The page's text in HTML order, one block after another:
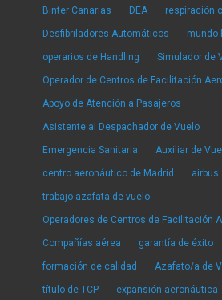
Binter Canarias DEA respiración
Desfibriladores Automáticos mundo
operarios de Handling Simulador de
Operador de Centros de Facilitación
Apoyo de Atención a Pasajeros
Asistente al Despachador de Vuelo
Emergencia Sanitaria Auxiliar de Vuel
centro aeronáutico de Madrid airbus
trabajo azafata de vuelo
Operadores de Centros de Facilitación
Compañías aérea garantía de éxito
formación de calidad Azafato/a de
título de TCP expansión aeronáutica